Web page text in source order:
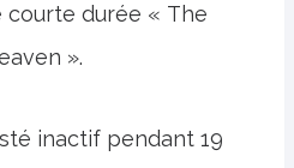
courte durée « The
».
inactif pendant 19